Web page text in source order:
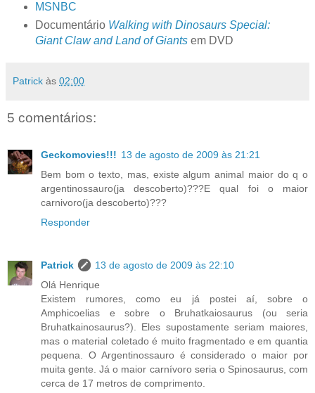
MSNBC
Documentário Walking with Dinosaurs Special:
Giant Claw and Land of Giantsem DVD
Patrick às 02:00
5 comentários:
Geckomovies!!! 13 de agosto de 2009 às 21:21
Bem bom o texto, mas, existe algum animal maior do q o
argentinossauro(ja descoberto)???E qual foi o maior
carnivoro(ja descoberto)???
Responder
Patrick
13 de agosto de 2009 às 22:10
Olá Henrique
Existem rumores, como eu já postei aí, sobre o
Amphicoelias e sobre o Bruhatkaiosaurus (ou seria
Bruhatkainosaurus?). Eles supostamente seriam maiores,
mas o material coletado é muito fragmentado e em quantia
pequena. O Argentinossauro é considerado o maior por
muita gente. Já o maior carnívoro seria o Spinosaurus, com
cerca de 17 metros de comprimento.